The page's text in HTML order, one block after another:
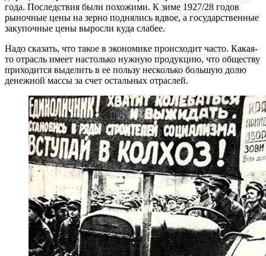
года. Последствия были похожими. К зиме 1927/28 годов
рыночные цены на зерно поднялись вдвое, а государственные
закупочные цены выросли куда слабее.
Надо сказать, что такое в экономике происходит часто. Какая-
то отрасль имеет настолько нужную продукцию, что обществу
приходится выделить в ее пользу несколько большую долю
денежной массы за счет остальных отраслей.